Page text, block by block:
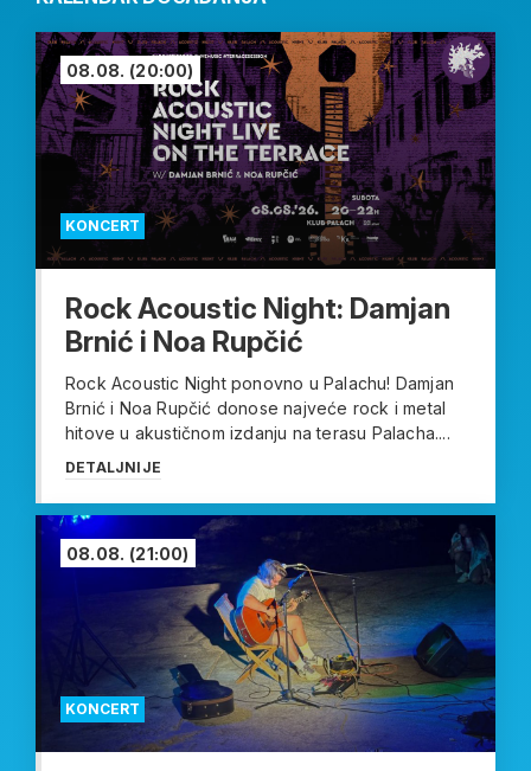
KONCERT
08.08. (20:00)
Rock Acoustic Night: Damjan
Brnić i Noa Rupčić
Rock Acoustic Night ponovno u Palachu! Damjan
Brnić i Noa Rupčić donose najveće rock i metal
hitove u akustičnom izdanju na terasu Palacha....
DETALJNIJE
KONCERT
08.08. (21:00)